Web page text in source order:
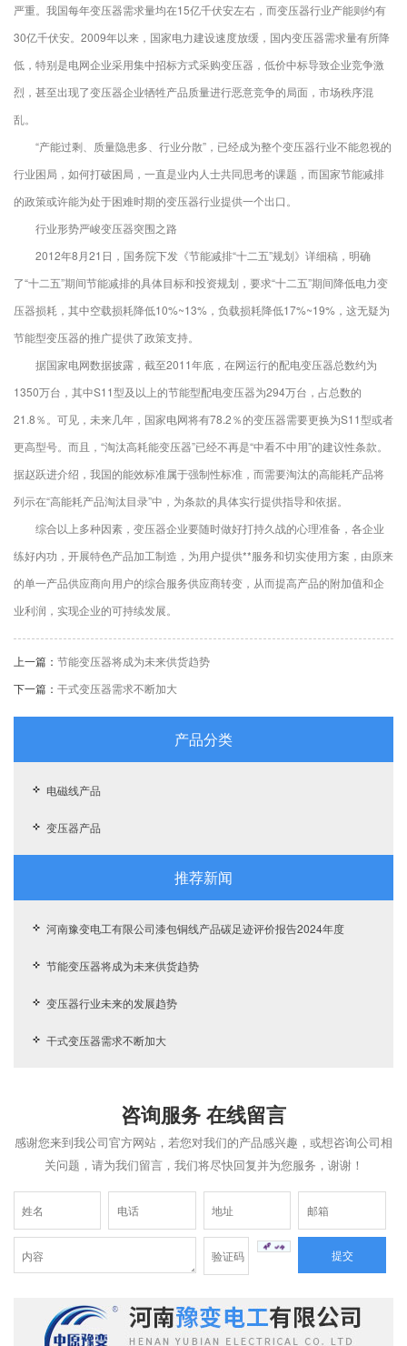
严重。我国每年变压器需求量均在15亿千伏安左右，而变压器行业产能则约有
30亿千伏安。2009年以来，国家电力建设速度放缓，国内变压器需求量有所降
低，特别是电网企业采用集中招标方式采购变压器，低价中标导致企业竞争激
烈，甚至出现了变压器企业牺牲产品质量进行恶意竞争的局面，市场秩序混
乱。
“产能过剩、质量隐患多、行业分散”，已经成为整个变压器行业不能忽视的
行业困局，如何打破困局，一直是业内人士共同思考的课题，而国家节能减排
的政策或许能为处于困难时期的变压器行业提供一个出口。
行业形势严峻变压器突围之路
2012年8月21日，国务院下发《节能减排“十二五”规划》详细稿，明确
了“十二五”期间节能减排的具体目标和投资规划，要求“十二五”期间降低电力变
压器损耗，其中空载损耗降低10%~13%，负载损耗降低17%~19%，这无疑为
节能型变压器的推广提供了政策支持。
据国家电网数据披露，截至2011年底，在网运行的配电变压器总数约为
1350万台，其中S11型及以上的节能型配电变压器为294万台，占总数的
21.8％。可见，未来几年，国家电网将有78.2％的变压器需要更换为S11型或者
更高型号。而且，“淘汰高耗能变压器”已经不再是“中看不中用”的建议性条款。
据赵跃进介绍，我国的能效标准属于强制性标准，而需要淘汰的高能耗产品将
列示在“高能耗产品淘汰目录”中，为条款的具体实行提供指导和依据。
综合以上多种因素，变压器企业要随时做好打持久战的心理准备，各企业
练好内功，开展特色产品加工制造，为用户提供**服务和切实使用方案，由原来
的单一产品供应商向用户的综合服务供应商转变，从而提高产品的附加值和企
业利润，实现企业的可持续发展。
上一篇： 节能变压器将成为未来供货趋势
下一篇： 干式变压器需求不断加大
产品分类
电磁线产品
变压器产品
推荐新闻
河南豫变电工有限公司漆包铜线产品碳足迹评价报告2024年度
节能变压器将成为未来供货趋势
变压器行业未来的发展趋势
干式变压器需求不断加大
咨询服务 在线留言
感谢您来到我公司官方网站，若您对我们的产品感兴趣，或想咨询公司相
关问题，请为我们留言，我们将尽快回复并为您服务，谢谢！
提交